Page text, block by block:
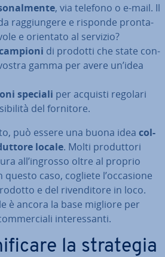
, via telefono o e-mail. Il
rag­giun­ge­re e risponde pron­ta­
e orientato al servizio?
di prodotti che state con­
gamma per avere un’idea
speciali per acquisti regolari
del fornitore.
può essere una buona idea col­
locale. Molti pro­dut­to­ri
all’ingrosso oltre al proprio
caso, cogliete l’occasione
e del ri­ven­di­to­re in loco.
è ancora la base migliore per
in­te­res­san­ti.
la strategia